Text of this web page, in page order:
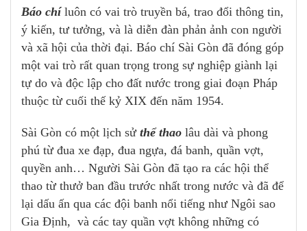
Báo chíluôn có vai trò truyền bá, trao đổi thông tin,
ý kiến, tư tưởng, và là diễn đàn phản ảnh con người
và xã hội của thời đại. Báo chí Sài Gòn đã đóng góp
một vai trò rất quan trọng trong sự nghiệp giành lại
tự do và độc lập cho đất nước trong giai đoạn Pháp
thuộc từ cuối thế kỷ XIX đến năm 1954.
Sài Gòn có một lịch sử thể thao lâu dài và phong
phú từ đua xe đạp, đua ngựa, đá banh, quần vợt,
quyền anh… Người Sài Gòn đã tạo ra các hội thể
thao từ thưở ban đầu trước nhất trong nước và đã để
lại dấu ấn qua các đội banh nổi tiếng như Ngôi sao
Gia Định, và các tay quần vợt không những có